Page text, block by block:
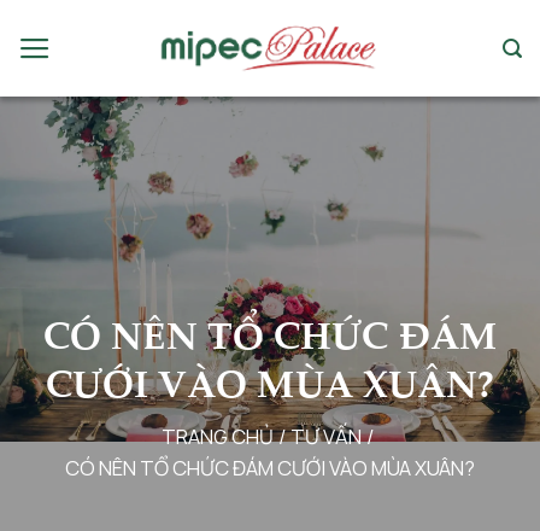
đến
dung
CÓ NÊN TỔ CHỨC ĐÁM
CƯỚI VÀO MÙA XUÂN?
TRANG CHỦ/TƯ VẤN/
CÓ NÊN TỔ CHỨC ĐÁM CƯỚI VÀO MÙA XUÂN?